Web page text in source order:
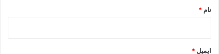
نام *
ایمیل *